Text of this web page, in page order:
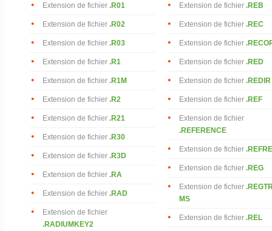
Extension de fichier .R01
Extension de fichier .R02
Extension de fichier .R03
Extension de fichier .R1
Extension de fichier .R1M
Extension de fichier .R2
Extension de fichier .R21
Extension de fichier .R30
Extension de fichier .R3D
Extension de fichier .RA
Extension de fichier .RAD
Extension de fichier
.RADIUMKEY2
Extension de fichier .REB
Extension de fichier .REC
Extension de fichier
Extension de fichier .RED
Extension de fichier .REDIR
Extension de fichier .REF
Extension de fichier
.REFERENCE
Extension de fichier
Extension de fichier .REG
Extension de fichier
MS
Extension de fichier .REL